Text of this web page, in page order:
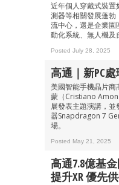
近年個人穿戴式裝置
測器等相關發展蓬勃
流中心，還是企業園
動化系統、無人機及
Posted July 28, 2025
高通｜新PC
美國智能手機晶片
蒙（Cristiano
展發表主題演講，並
器Snapdragon 7
場。
Posted May 21, 2025
高通7.8億基
提升XR 優先